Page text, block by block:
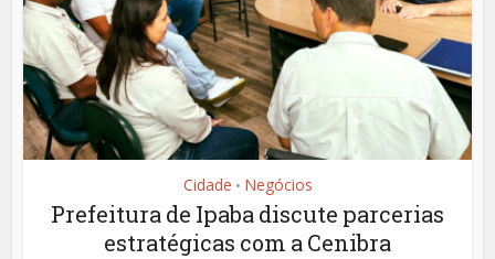
Cidade • Negócios
Prefeitura de Ipaba discute parcerias
estratégicas com a Cenibra